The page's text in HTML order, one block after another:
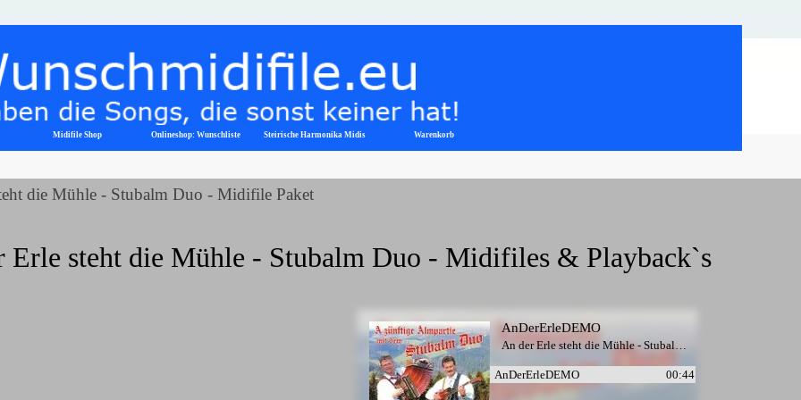
Menü überspringen
Midifile Shop ▼
Onlineshop: Wunschliste Steirische Harmonika Midis ▼
Warenkorb
die Mühle - Stubalm Duo - Midifile Paket
Erle steht die Mühle - Stubalm Duo - Midifiles & Playback`s
AnDerErleDEMO
An der Erle steht die Mühle - Stubalm Duo
AnDerErleDEMO
00:44
AnDerErleDRUDEMO